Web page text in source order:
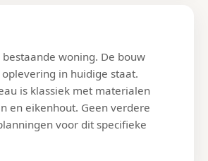
woning. De bouw
in huidige staat.
is klassiek met materialen
en eikenhout. Geen verdere
voor dit specifieke